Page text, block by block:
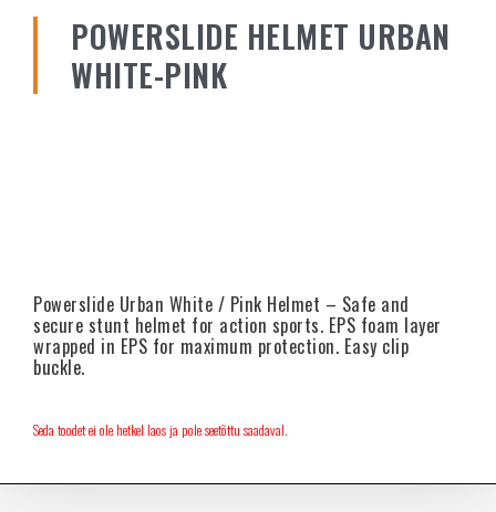
POWERSLIDE HELMET URBAN
WHITE-PINK
Powerslide Urban White / Pink Helmet – Safe and
secure stunt helmet for action sports. EPS foam layer
wrapped in EPS for maximum protection. Easy clip
buckle.
Seda toodet ei ole hetkel laos ja pole seetõttu saadaval.